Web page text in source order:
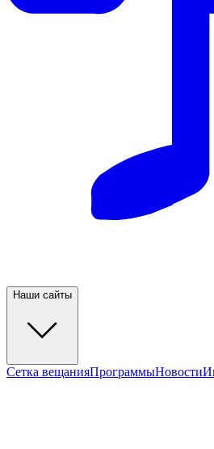
Наши сайты
Сетка вещанияПрограммыНовости